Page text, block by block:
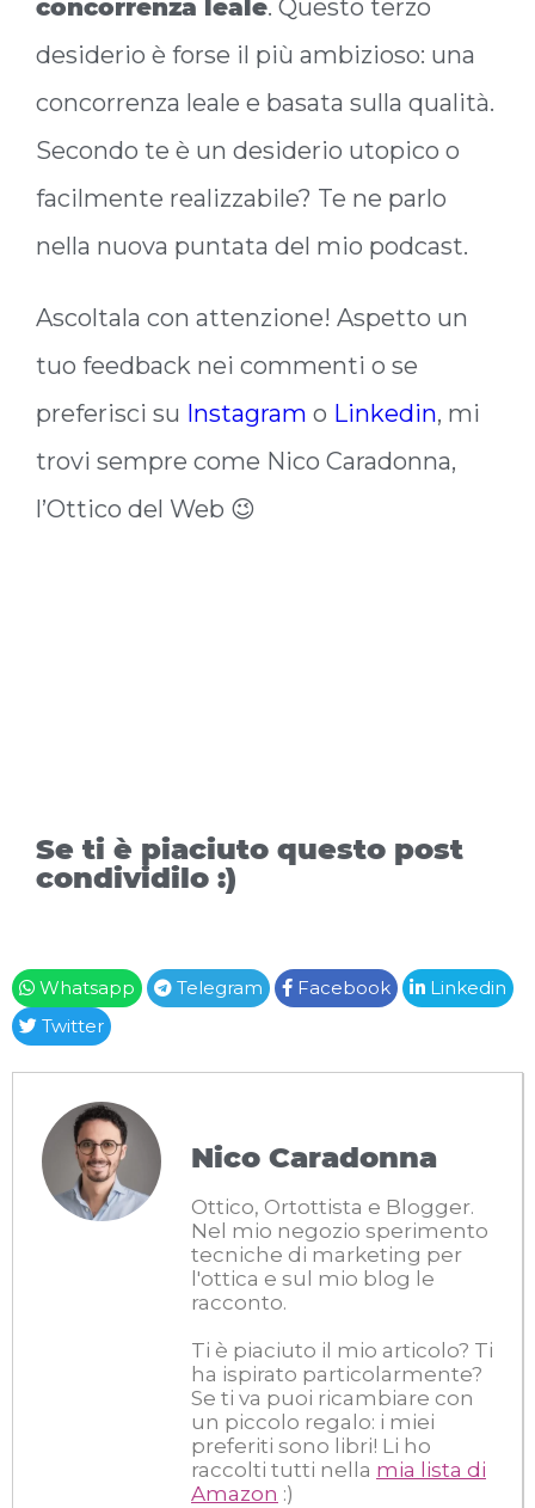
concorrenza leale. Questo terzo
desiderio è forse il più ambizioso: una
concorrenza leale e basata sulla qualità.
Secondo te è un desiderio utopico o
facilmente realizzabile? Te ne parlo
nella nuova puntata del mio podcast.
Ascoltala con attenzione! Aspetto un
tuo feedback nei commenti o se
preferisci su Instagram o Linkedin, mi
trovi sempre come Nico Caradonna,
l’Ottico del Web 😉
Se ti è piaciuto questo post
condividilo :)
Whatsapp Telegram Facebook
Linkedin
Twitter
Nico Caradonna
Ottico, Ortottista e Blogger.
Nel mio negozio sperimento
tecniche di marketing per
l'ottica e sul mio blog le
racconto.
Ti è piaciuto il mio articolo? Ti
ha ispirato particolarmente?
Se ti va puoi ricambiare con
un piccolo regalo: i miei
preferiti sono libri! Li ho
raccolti tutti nella mia lista di
Amazon :)